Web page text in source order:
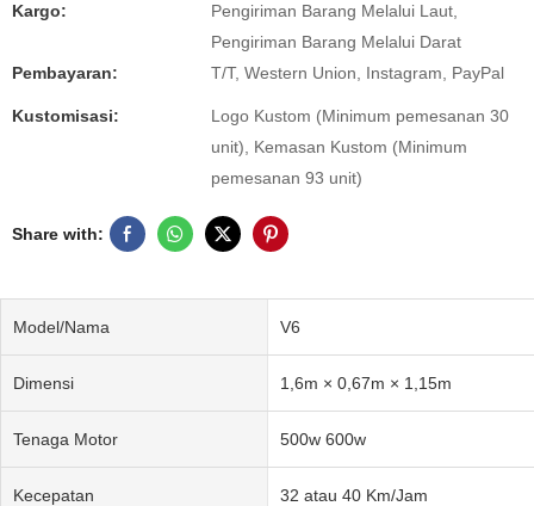
Kargo:
Pengiriman Barang Melalui Laut,
Pengiriman Barang Melalui Darat
Pembayaran:
T/T, Western Union, Instagram, PayPal
Kustomisasi:
Logo Kustom (Minimum pemesanan 30
unit), Kemasan Kustom (Minimum
pemesanan 93 unit)
Share with:
Model/Nama V6
Dimensi 1,6m × 0,67m × 1,15m
Tenaga Motor 500w 600w
Kecepatan 32 atau 40 Km/Jam